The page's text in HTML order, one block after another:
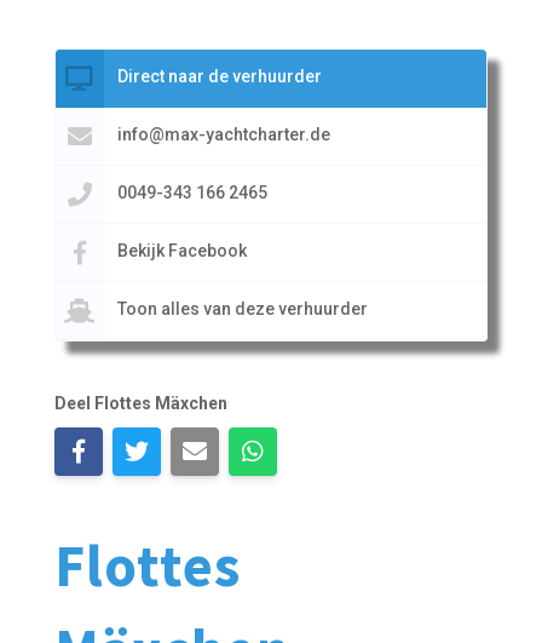
Flottes
Direct naar de verhuurder
info@max-yachtcharter.de
0049-343 166 2465
Bekijk Facebook
Toon alles van deze verhuurder
Deel Flottes Mäxchen